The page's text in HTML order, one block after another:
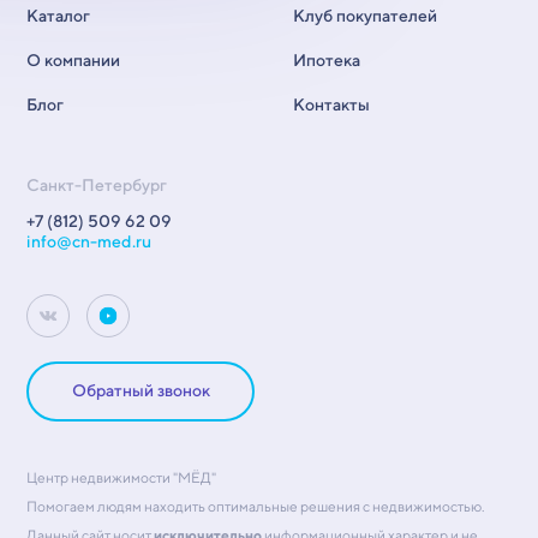
Каталог
О компании
Блог
Клуб покупателей
Ипотека
Контакты
Санкт-Петербург
+7 (812) 509 62 09
info@cn-med.ru
Обратный звонок
Центр недвижимости "МЁД"
Помогаем людям находить оптимальные решения с недвижимостью.